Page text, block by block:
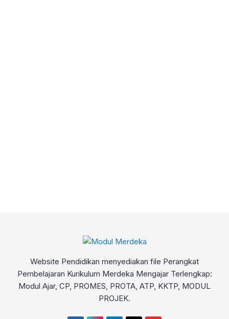
Website Pendidikan menyediakan file Perangkat
Pembelajaran Kurikulum Merdeka Mengajar Terlengkap:
Modul Ajar, CP, PROMES, PROTA, ATP, KKTP, MODUL
PROJEK.